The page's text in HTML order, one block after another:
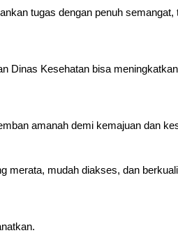
tugas dengan penuh
Dinas Kesehatan bisa
amanah demi kemajuan dan
merata, mudah diakses, dan